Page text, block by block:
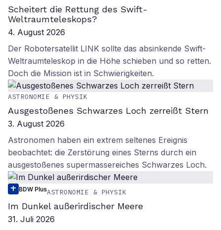
Scheitert die Rettung des Swift-
Weltraumteleskops?
4. August 2026
Der Robotersatellit LINK sollte das absinkende Swift-
Weltraumteleskop in die Höhe schieben und so retten.
Doch die Mission ist in Schwierigkeiten.
ASTRONOMIE & PHYSIK
Ausgestoßenes Schwarzes Loch zerreißt Stern
3. August 2026
Astronomen haben ein extrem seltenes Ereignis
beobachtet: die Zerstörung eines Sterns durch ein
ausgestoßenes supermassereiches Schwarzes Loch.
BDW PlusASTRONOMIE & PHYSIK
Im Dunkel außerirdischer Meere
31. Juli 2026